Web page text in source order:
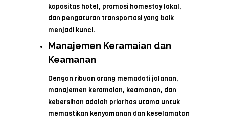
kapasitas hotel, promosi homestay lokal,
dan pengaturan transportasi yang baik
menjadi kunci.
Manajemen Keramaian dan
Keamanan
Dengan ribuan orang memadati jalanan,
manajemen keramaian, keamanan, dan
kebersihan adalah prioritas utama untuk
memastikan kenyamanan dan keselamatan